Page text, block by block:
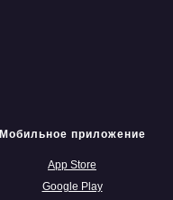
Мобильное приложение
App Store
Google Play